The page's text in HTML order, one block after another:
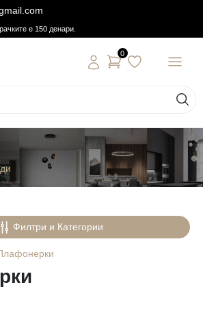
е 150 денари.
0
Филтри и Категории